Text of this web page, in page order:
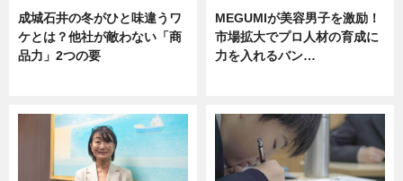
成城石井の冬がひと味違うワ
ケとは？他社が敵わない「商
品力」2つの要
MEGUMIが美容男子を激励！
市場拡大でプロ人材の育成に
力を入れるバン…